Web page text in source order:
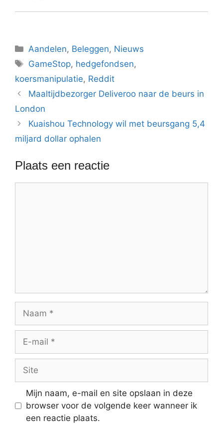
Categorieën
Aandelen, Beleggen, Nieuws
Tags
GameStop, hedgefondsen,
koersmanipulatie, Reddit
Maaltijdbezorger Deliveroo naar de beurs in
London
Kuaishou Technology wil met beursgang 5,4
miljard dollar ophalen
Plaats een reactie
Naam
Site
Mijn naam, e-mail en site opslaan in deze
browser voor de volgende keer wanneer ik
een reactie plaats.